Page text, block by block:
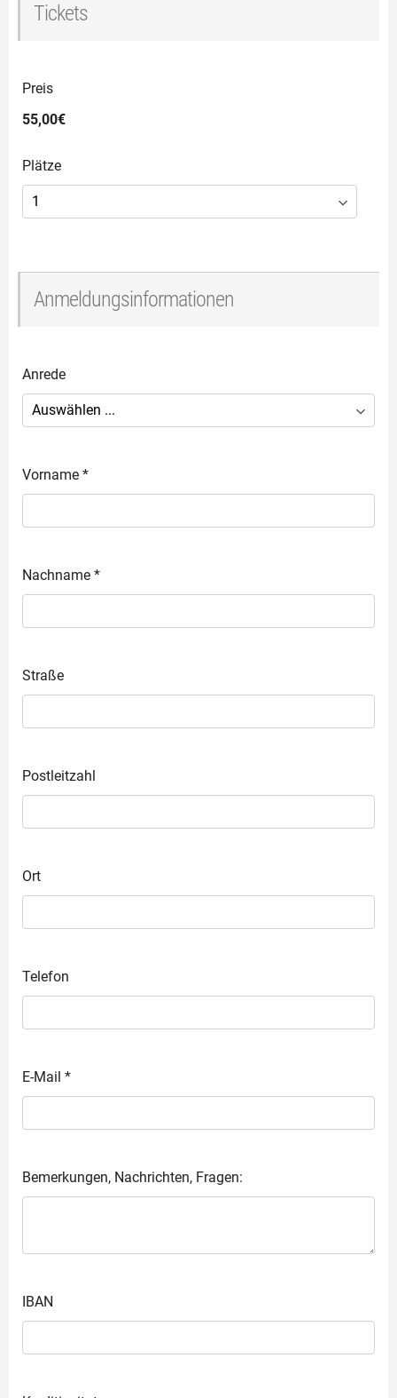
Tickets
Preis
55,00€
Plätze
Anmeldungsinformationen
Anrede
Vorname *
Nachname *
Straße
Postleitzahl
Ort
Telefon
E-Mail *
Bemerkungen, Nachrichten, Fragen:
IBAN